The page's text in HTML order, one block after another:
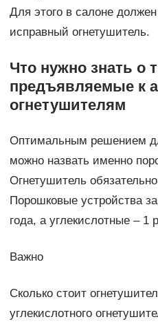
Для этого в салоне
исправный огнетушитель.
Что нужно знать о
предъявляемые к
огнетушителям
Оптимальным решением
можно назвать именно
Огнетушитель
Порошковые устройства
года, а углекислотные – 1
Важно
Сколько стоит
углекислотного